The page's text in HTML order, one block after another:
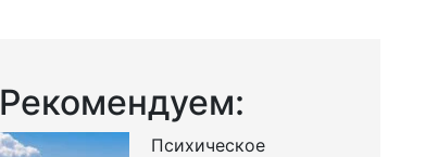
Рекомендуем:
Психическое